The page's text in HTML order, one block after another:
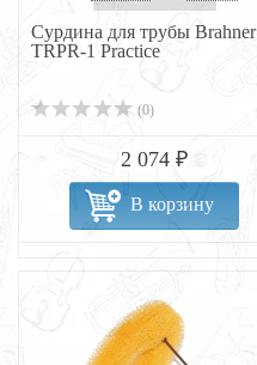
Сурдина для трубы Brahner
TRPR-1 Practice
(0)
2 074 ₽
В корзину